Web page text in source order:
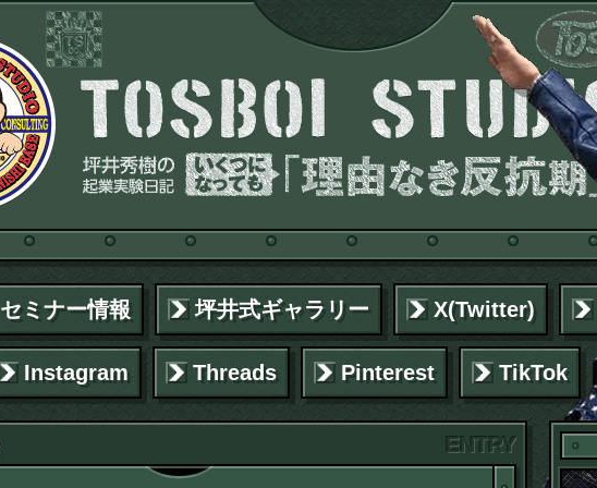
セミナー情報 坪井式ギャラリー X(Twitter)
Instagram Threads Pinterest TikTok